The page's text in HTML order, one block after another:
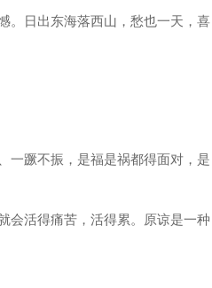
。日出东海落西山，愁也一天，喜
一蹶不振，是福是祸都得面对，是
会活得痛苦，活得累。原谅是一种